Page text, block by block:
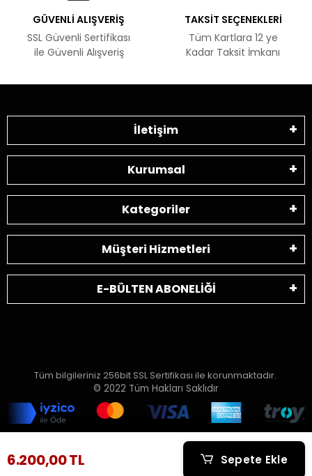
6.200,00 TL Sepete Ekle
6.200,00 TL Sepete Ekle
GÜVENLİ ALIŞVERİŞ
SSL Güvenli Sertifikası
ile Güvenli Alışveriş
TAKSİT SEÇENEKLERİ
Tüm Kartlara 12 ye
Kadar Taksit İmkanı
İletişim
Kurumsal
Kategoriler
Müşteri Hizmetleri
E-BÜLTEN ABONELİĞİ
Tüm bilgileriniz 256bit SSL Sertifikası ile korunmaktadır.
© 2022 Tüm Hakları Saklıdır